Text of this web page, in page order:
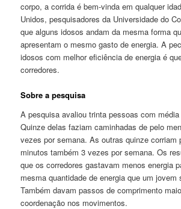
corpo, a corrida é bem-vinda em qualquer
Unidos, pesquisadores da Universidade do
que alguns idosos andam da mesma forma
apresentam o mesmo gasto de energia. A
idosos com melhor eficiência de energia é
corredores.
Sobre a pesquisa
A pesquisa avaliou trinta pessoas com
Quinze delas faziam caminhadas de pelo
vezes por semana. As outras quinze corriam
minutos também 3 vezes por semana. Os
que os corredores gastavam menos energia
mesma quantidade de energia que um jovem
Também davam passos de comprimento
coordenação nos movimentos.